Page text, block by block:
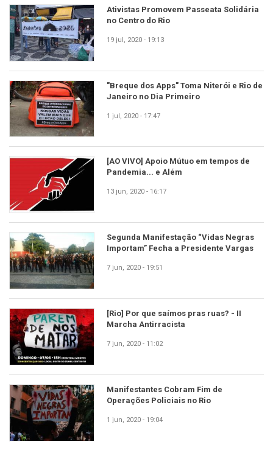
Ativistas Promovem Passeata Solidária
no Centro do Rio
19 jul, 2020 - 19:13
"Breque dos Apps" Toma Niterói e Rio de
Janeiro no Dia Primeiro
1 jul, 2020 - 17:47
[AO VIVO] Apoio Mútuo em tempos de
Pandemia... e Além
13 jun, 2020 - 16:17
Segunda Manifestação “Vidas Negras
Importam” Fecha a Presidente Vargas
7 jun, 2020 - 19:51
[Rio] Por que saímos pras ruas? - II
Marcha Antirracista
7 jun, 2020 - 11:02
Manifestantes Cobram Fim de
Operações Policiais no Rio
1 jun, 2020 - 19:04